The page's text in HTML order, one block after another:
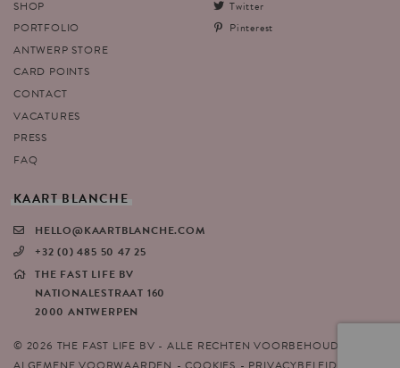
SHOP
PORTFOLIO
ANTWERP STORE
CARD POINTS
CONTACT
VACATURES
PRESS
FAQ
Twitter
Pinterest
KAART BLANCHE
HELLO@KAARTBLANCHE.COM
+32 (0) 485 50 47 25
THE FAST LIFE BV
NATIONALESTRAAT 160
2000 ANTWERPEN
© 2026 THE FAST LIFE BV - ALLE RECHTEN VOORBEHOUDEN